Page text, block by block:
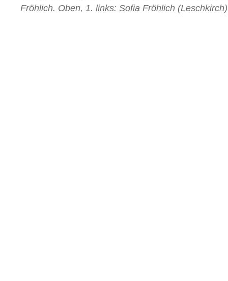
Fröhlich. Oben, 1. links: Sofia Fröhlich (Leschkirch)